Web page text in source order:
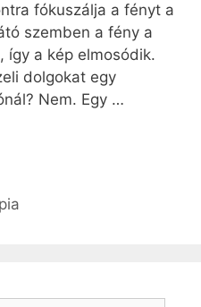
fókuszálja a fényt a
szemben a fény a
így a kép elmosódik.
dolgokat egy
Nem. Egy …